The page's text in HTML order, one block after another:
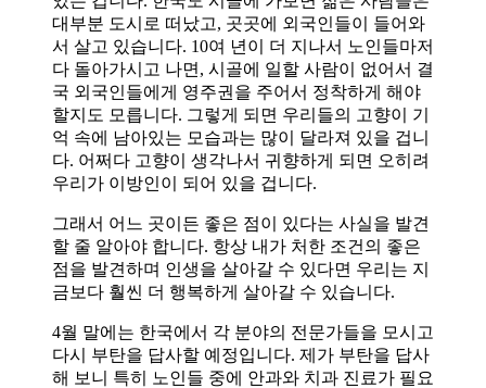
대부분 도시로 떠났고, 곳곳에 외국인들이 들어와
서 살고 있습니다. 10여 년이 더 지나서 노인들마저
다 돌아가시고 나면, 시골에 일할 사람이 없어서 결
국 외국인들에게 영주권을 주어서 정착하게 해야
할지도 모릅니다. 그렇게 되면 우리들의 고향이 기
억 속에 남아있는 모습과는 많이 달라져 있을 겁니
다. 어쩌다 고향이 생각나서 귀향하게 되면 오히려
우리가 이방인이 되어 있을 겁니다.
그래서 어느 곳이든 좋은 점이 있다는 사실을 발견
할 줄 알아야 합니다. 항상 내가 처한 조건의 좋은
점을 발견하며 인생을 살아갈 수 있다면 우리는 지
금보다 훨씬 더 행복하게 살아갈 수 있습니다.
4월 말에는 한국에서 각 분야의 전문가들을 모시고
다시 부탄을 답사할 예정입니다. 제가 부탄을 답사
해 보니 특히 노인들 중에 안과와 치과 진료가 필요